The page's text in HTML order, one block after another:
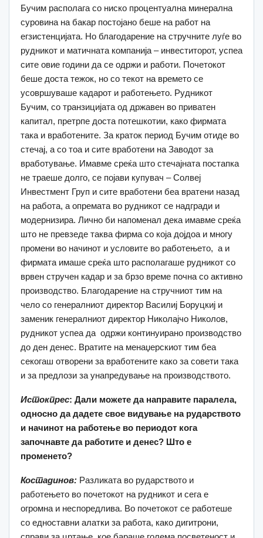
Бучим располага со ниско процентуална минерална
суровина на бакар постојано беше на работ на
егзистенцијата. Но благодарение на стручните луѓе во
рудникот и матичната компанија – инвеститорот, успеа
сите овие години да се одржи и работи. Почетокот
беше доста тежок, но со текот на времето се
усовршуваше кадарот и работењето. Рудникот
Бучим, со транзицијата од државен во приватен
капитал, претрпе доста потешкотии, како фирмата
така и вработените. За краток период Бучим отиде во
стечај, а со тоа и сите вработени на Заводот за
вработување. Имавме среќа што стечајната постапка
не траеше долго, се појави купувач – Солвеј
Инвестмент Груп и сите вработени беа вратени назад
на работа, а опремата во рудникот се надгради и
модернизира. Лично би напоменал дека имавме среќа
што не превзеде таква фирма со која дојдоа и многу
промени во начинот и условите во работењето, а и
фирмата имаше среќа што располагаше рудникот со
врвен стручен кадар и за брзо време почна со активно
производство. Благодарение на стручниот тим на
чело со генералниот директор Василиј Боруцкиј и
заменик генералниот директор Николајчо Николов,
рудникот успеа да одржи континуирано производство
до ден денес. Вратите на менаџерскиот тим беа
секогаш отворени за вработените како за совети така
и за предлози за унапредување на производството.
Истокпрес: Дали можете да направите паралела,
односно да дадете свое видување на рударството
и начинот на работење во периодот кога
започнавте да работите и денес? Што е
променето?
Костадинов: Разликата во рударството и
работењето во почетокот на рудникот и сега е
огромна и неспоредлива. Во почетокот се работеше
со едноставни алатки за работа, како дигитрони,